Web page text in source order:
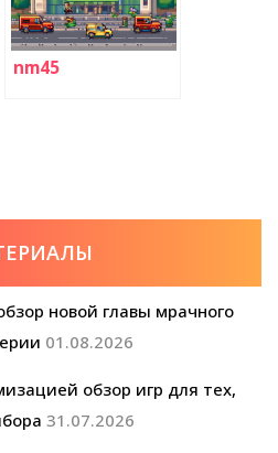
nm45
новой главы мрачного
01.08.2026
обзор игр для тех,
31.07.2026